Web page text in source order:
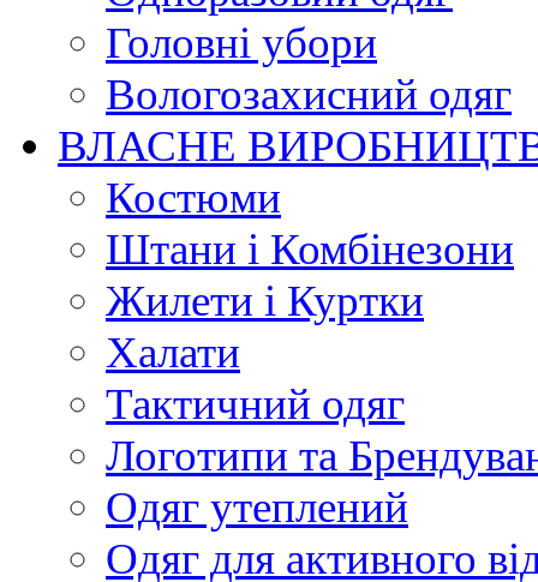
Головні убори
Вологозахисний одяг
ВЛАСНЕ
Костюми
Штани і Комбінезони
Жилети і Куртки
Халати
Тактичний одяг
Логотипи та
Одяг утеплений
Одяг для активного